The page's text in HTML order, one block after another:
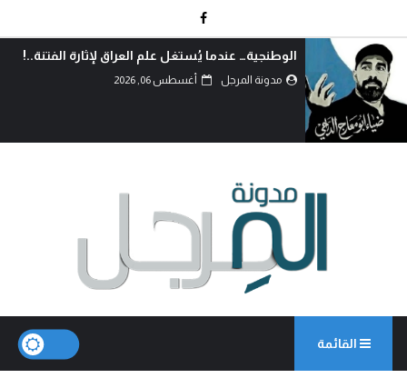
الوطنجية… عندما يُستغل علم العراق لإثارة الفتنة..!
مدونة المرجل أغسطس 06, 2026
القائمة